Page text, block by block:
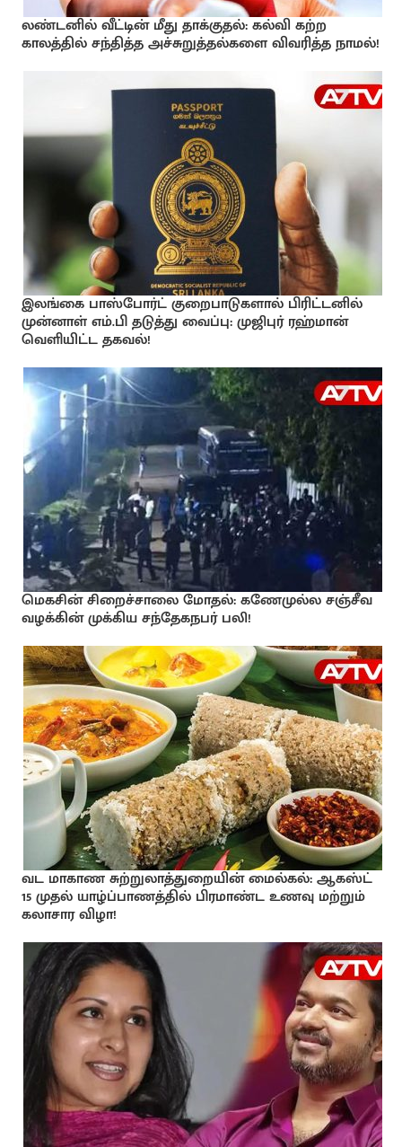
லண்டனில் வீட்டின் மீது தாக்குதல்: கல்வி கற்ற
காலத்தில் சந்தித்த அச்சுறுத்தல்களை விவரித்த நாமல்!
இலங்கை பாஸ்போர்ட் குறைபாடுகளால் பிரிட்டனில்
முன்னாள் எம்.பி தடுத்து வைப்பு: முஜிபுர் ரஹ்மான்
வெளியிட்ட தகவல்!
மெகசின் சிறைச்சாலை மோதல்: கணேமுல்ல சஞ்சீவ
வழக்கின் முக்கிய சந்தேகநபர் பலி!
வட மாகாண சுற்றுலாத்துறையின் மைல்கல்: ஆகஸ்ட்
15 முதல் யாழ்ப்பாணத்தில் பிரமாண்ட உணவு மற்றும்
கலாசார விழா!